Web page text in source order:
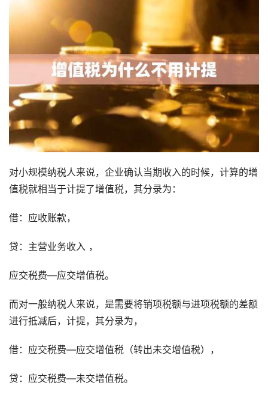
对小规模纳税人来说，企业确认当期收入的时候，计算的增
值税就相当于计提了增值税，其分录为：
借：应收账款，
贷：主营业务收入 ，
应交税费—应交增值税。
而对一般纳税人来说，是需要将销项税额与进项税额的差额
进行抵减后，计提，其分录为，
借：应交税费—应交增值税（转出未交增值税），
贷：应交税费—未交增值税。